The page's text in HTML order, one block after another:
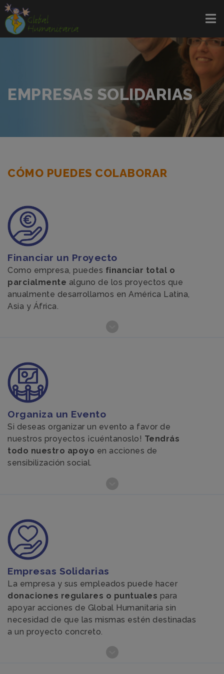
EMPRESAS SOLIDARIAS
CÓMO PUEDES COLABORAR
Financiar un Proyecto
Como empresa, puedes financiar total o
parcialmente alguno de los proyectos que
anualmente desarrollamos en América Latina,
Asia y África.
Organiza un Evento
Si deseas organizar un evento a favor de
nuestros proyectos ¡cuéntanoslo! Tendrás
todo nuestro apoyo en acciones de
sensibilización social.
Empresas Solidarias
La empresa y sus empleados puede hacer
donaciones regulares o puntuales para
apoyar acciones de Global Humanitaria sin
necesidad de que las mismas estén destinadas
a un proyecto concreto.